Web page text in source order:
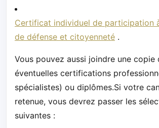
Certificat individuel de participation
de défense et citoyenneté .
Vous pouvez aussi joindre une copie
éventuelles certifications
spécialistes) ou diplômes.Si votre
retenue, vous devrez passer les
suivantes :